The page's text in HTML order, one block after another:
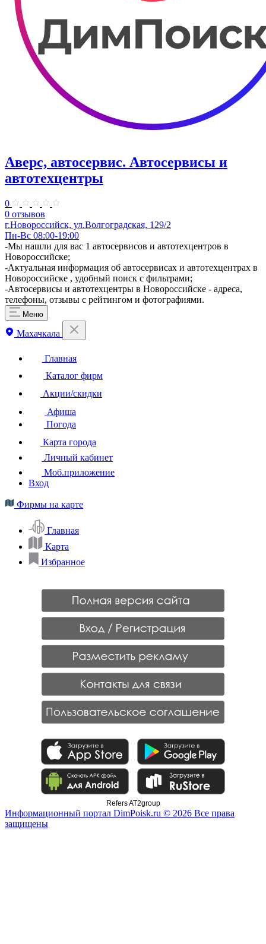
Аверс, автосервис. Автосервисы и
автотехцентры
0
0 отзывов
г.Новороссийск, ул.Волгоградская, 129/2
Пн-Вс 08:00-19:00
-Мы нашли для вас 1 автосервисов и автотехцентров в
Новороссийске;
-Актуальная информация об автосервисах и автотехцентрах в
Новороссийске , удобный поиск с фильтрами;
-Автосервисы и автотехцентры в Новороссийске - адреса,
телефоны, отзывы с рейтингом и фотографиями.
Меню
Махачкала
Главная
Каталог фирм
Акции/скидки
Афиша
Погода
Карта города
Личный кабинет
Моб.приложение
Вход
Фирмы на карте
Главная
Карта
Избранное
Refers AT2group
Информационный портал DimPoisk.ru © 2026 Все права
защищены